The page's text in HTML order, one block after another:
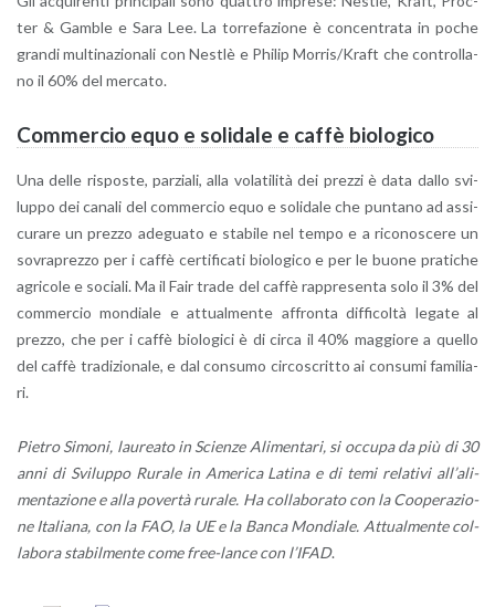
ter & Gam­ble e Sara Lee. La tor­re­fa­zio­ne è con­cen­tra­ta in poche
gran­di mul­ti­na­zio­na­li con Ne­stlè e Phi­lip Mor­ris/Kraft che con­trol­la­
no il 60% del mer­ca­to.
Com­mer­cio equo e so­li­da­le e caffè bio­lo­g­i­co
Una delle ri­spo­ste, par­zia­li, alla vo­la­ti­li­tà dei prez­zi è data dallo svi­
lup­po dei ca­na­li del com­mer­cio equo e so­li­da­le che pun­ta­no ad as­si­
cu­ra­re un prez­zo ade­gua­to e sta­bi­le nel tempo e a ri­co­no­sce­re un
so­vra­prez­zo per i caffè cer­ti­fi­ca­ti bio­lo­g­i­co e per le buone pra­ti­che
agri­co­le e so­cia­li. Ma il Fair trade del caffè rap­pre­sen­ta solo il 3% del
com­mer­cio mon­dia­le e at­tual­men­te af­fron­ta dif­fi­col­tà le­ga­te al
prez­zo, che per i caffè bio­lo­g­i­ci è di circa il 40% mag­gio­re a quel­lo
del caffè tra­di­zio­na­le, e dal con­su­mo cir­co­scrit­to ai con­su­mi fa­mi­lia­
ri.
Pie­tro Si­mo­ni, lau­rea­to in Scien­ze Ali­men­ta­ri, si oc­cu­pa da più di 30
anni di Svi­lup­po Ru­ra­le in Ame­ri­ca La­ti­na e di temi re­la­ti­vi al­l’a­li­
men­ta­zio­ne e alla po­ver­tà ru­ra­le. Ha col­la­bo­ra­to con la Coo­pe­ra­zio­
ne Ita­lia­na, con la FAO, la UE e la Banca Mon­dia­le. At­tual­men­te col­
la­bo­ra sta­bil­men­te come free-lan­ce con l’I­FAD.